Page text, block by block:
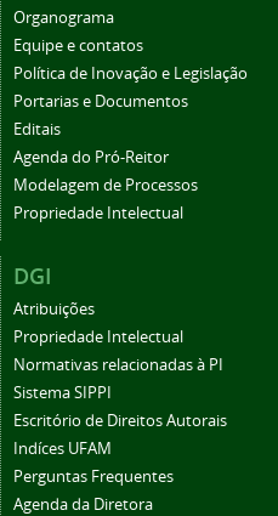
Organograma
Equipe e contatos
Política de Inovação e Legislação
Portarias e Documentos
Editais
Agenda do Pró-Reitor
Modelagem de Processos
Propriedade Intelectual
DGI
Atribuições
Propriedade Intelectual
Normativas relacionadas à PI
Sistema SIPPI
Escritório de Direitos Autorais
Indíces UFAM
Perguntas Frequentes
Agenda da Diretora